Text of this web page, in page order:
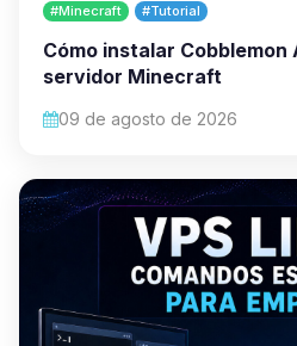
#Minecraft #Tutorial
Cómo instalar Cobblemon
servidor Minecraft
09 de agosto de 2026